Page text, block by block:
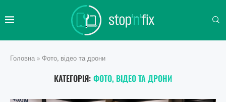
Головна » Фото, відео та дрони
КАТЕГОРІЯ: ФОТО, ВІДЕО ТА ДРОНИ